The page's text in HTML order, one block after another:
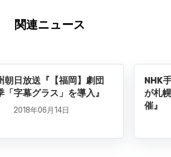
関連ニュース
朝日放送『【福岡】劇団
「字幕グラス」を導入』
2018年06月14日
NHK
が札
催』